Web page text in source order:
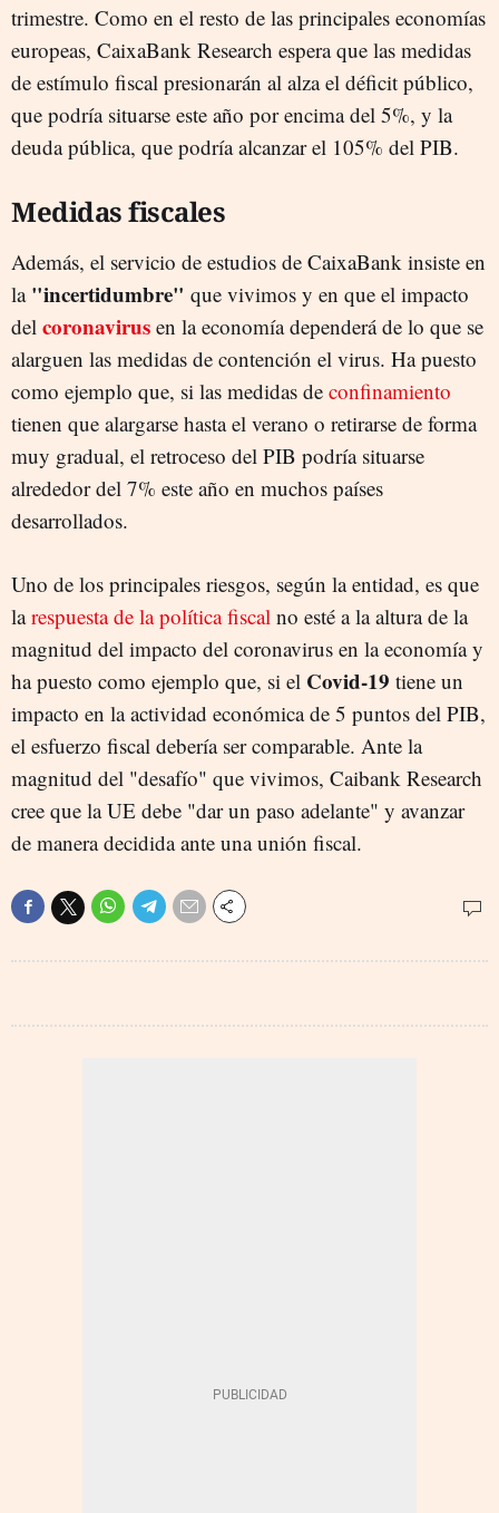
trimestre. Como en el resto de las principales economías
europeas, CaixaBank Research espera que las medidas
de estímulo fiscal presionarán al alza el déficit público,
que podría situarse este año por encima del 5%, y la
deuda pública, que podría alcanzar el 105% del PIB.
Medidas fiscales
Además, el servicio de estudios de CaixaBank insiste en
la "incertidumbre" que vivimos y en que el impacto
del coronavirus en la economía dependerá de lo que se
alarguen las medidas de contención el virus. Ha puesto
como ejemplo que, si las medidas de confinamiento
tienen que alargarse hasta el verano o retirarse de forma
muy gradual, el retroceso del PIB podría situarse
alrededor del 7% este año en muchos países
desarrollados.
Uno de los principales riesgos, según la entidad, es que
larespuesta de la política fiscal no esté a la altura de la
magnitud del impacto del coronavirus en la economía y
ha puesto como ejemplo que, si el Covid-19 tiene un
impacto en la actividad económica de 5 puntos del PIB,
el esfuerzo fiscal debería ser comparable. Ante la
magnitud del "desafío" que vivimos, Caibank Research
cree que la UE debe "dar un paso adelante" y avanzar
de manera decidida ante una unión fiscal.